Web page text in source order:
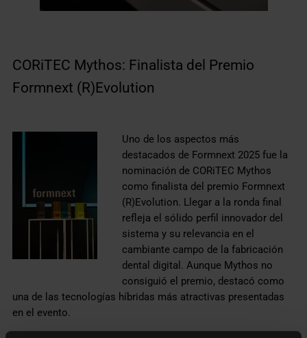
CORiTEC Mythos: Finalista del Premio
Formnext (R)Evolution
Uno de los aspectos más
destacados de Formnext 2025 fue la
nominación de CORiTEC Mythos
como finalista del premio Formnext
(R)Evolution. Llegar a la ronda final
refleja el sólido perfil innovador del
sistema y su relevancia en el
cambiante campo de la fabricación
dental digital. Aunque Mythos no
consiguió el premio, destacó como
una de las tecnologías híbridas más atractivas presentadas
en el evento.